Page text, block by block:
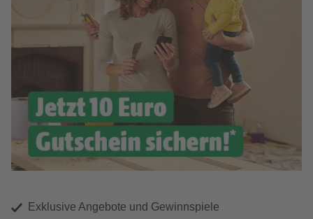
Exklusive Angebote und Gewinnspiele